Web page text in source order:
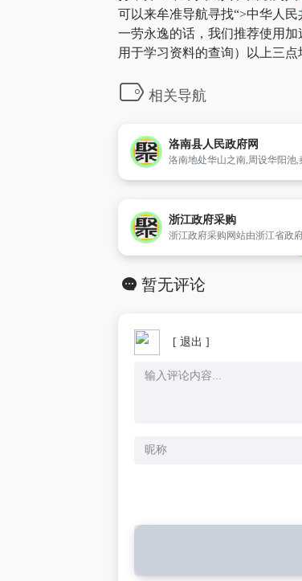
可以来牟准导航寻找“>中华人
一劳永逸的话，我们推荐使用
用于学习资料的查询）以上三
相关导航
洛南县人民政府网
浙江政府采购
暂无评论
[ 退出 ]